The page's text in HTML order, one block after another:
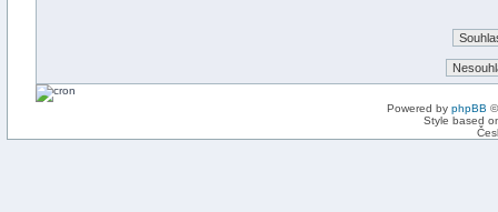
Powered by phpBB
Style based